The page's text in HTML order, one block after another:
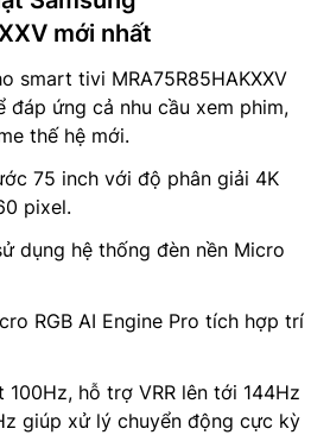
mới nhất
smart tivi MRA75R85HAKXXV
đáp ứng cả nhu cầu xem phim,
thế hệ mới.
75 inch với độ phân giải 4K
pixel.
dụng hệ thống đèn nền Micro
RGB AI Engine Pro tích hợp trí
hỗ trợ VRR lên tới 144Hz
giúp xử lý chuyển động cực kỳ